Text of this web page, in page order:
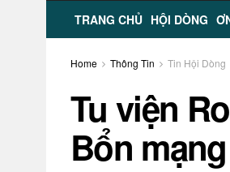
TRANG CHỦ HỘI DÒNG
Home Thông Tin Tin Hội Dòng
Tu viện
Bổn mạng